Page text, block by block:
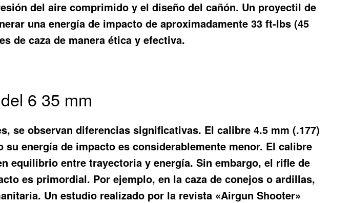
del aire comprimido y el diseño del cañón. Un proyectil de
una energía de impacto de aproximadamente 33 ft-lbs (45
de caza de manera ética y efectiva.
6 35 mm
se observan diferencias significativas. El calibre 4.5 mm (.177)
energía de impacto es considerablemente menor. El calibre
equilibrio entre trayectoria y energía. Sin embargo, el rifle de
es primordial. Por ejemplo, en la caza de conejos o ardillas,
Un estudio realizado por la revista «Airgun Shooter»